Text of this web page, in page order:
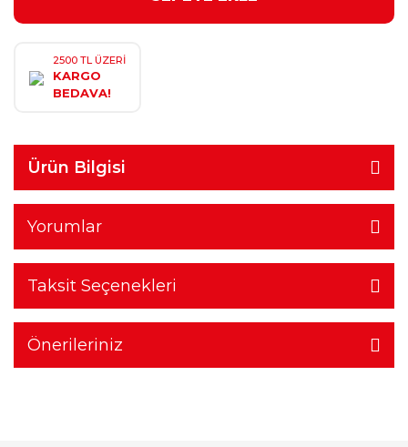
2500 TL ÜZERİ
KARGO
BEDAVA!
Ürün Bilgisi
Yorumlar
Taksit Seçenekleri
Önerileriniz